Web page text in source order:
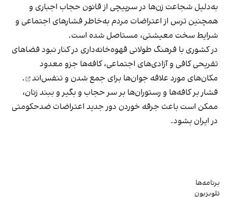
به‌دلیل شجاعت زن‌ها در سرپیچی از قانون حجاب اجباری و
همچنین ترس از اعتراضات مردم به‌خاطر فشارهای اجتماعی و
شرایط سخت معیشتی، مستاصل شده است.
در کشوری با فرهنگ طولانی قهوه‌‌خانه‌داری در کنار نبود فضاهای
تفریحی کافی و آزادی‌های اجتماعی، کافه‌ها جزو معدود
مکان‌های مورد علاقه جوان‌ها برای جمع شدن و تنفس‌اند
.
فشار بر کافه‌ها و رستوران‌ها بر سر حجاب و بگیر و ببند زنان،
ممکن است باعث جرقه خوردن دور جدید اعتراضات ضدحکومتی
در ایران بشود.
برنامه‌ها
تلویزیون